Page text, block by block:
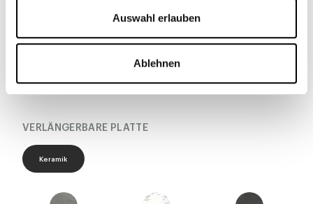
Auswahl erlauben
Ablehnen
Calacatta
VERLÄNGERBARE PLATTE
Keramik